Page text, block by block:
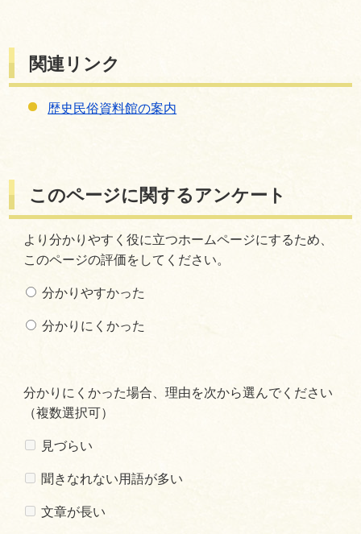
関連リンク
歴史民俗資料館の案内
このページに関するアンケート
より分かりやすく役に立つホームページにするため、
このページの評価をしてください。
分かりやすかった
分かりにくかった
分かりにくかった場合、理由を次から選んでください
（複数選択可）
見づらい
聞きなれない用語が多い
文章が長い